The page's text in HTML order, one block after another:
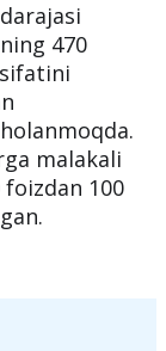
470
malakali
100